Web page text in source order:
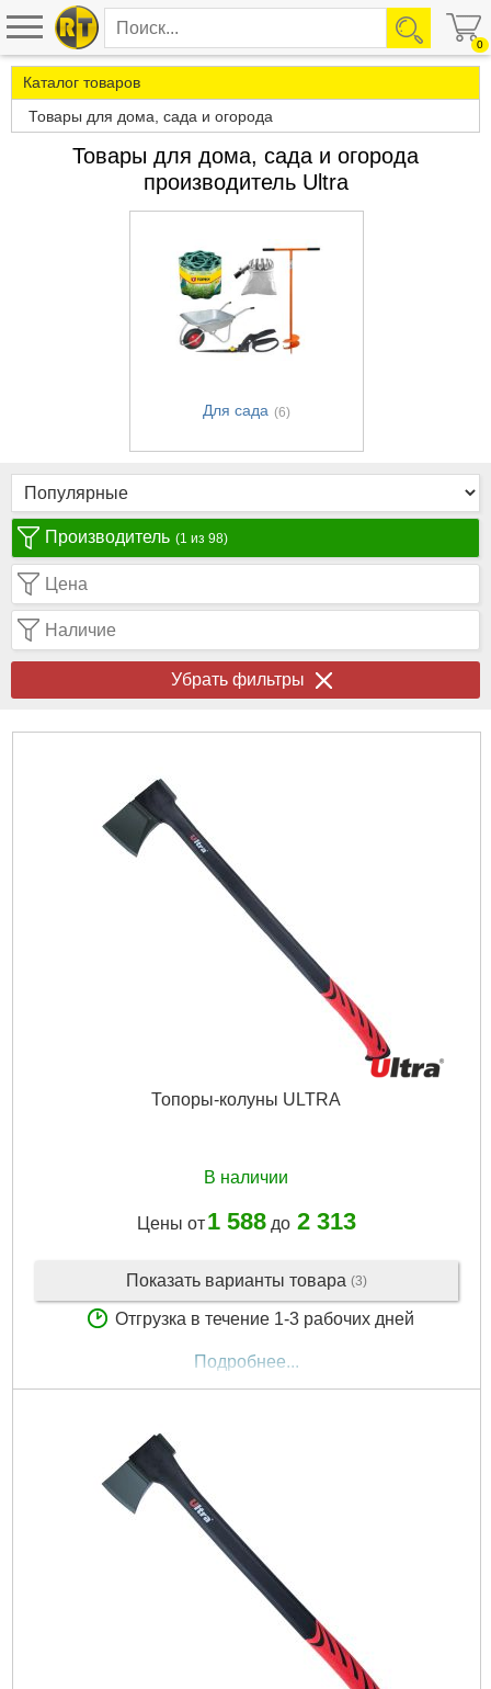
0
Каталог товаров
Товары для дома, сада и огорода
Товары для дома, сада и огорода
производитель Ultra
Для сада (6)
Производитель (1 из 98)
Цена
Наличие
Убрать фильтры
Топоры-колуны ULTRA
В наличии
Цены от 1 588до 2 313
Показать варианты товара (3)
Отгрузка в течение 1-3 рабочих дней
Подробнее...